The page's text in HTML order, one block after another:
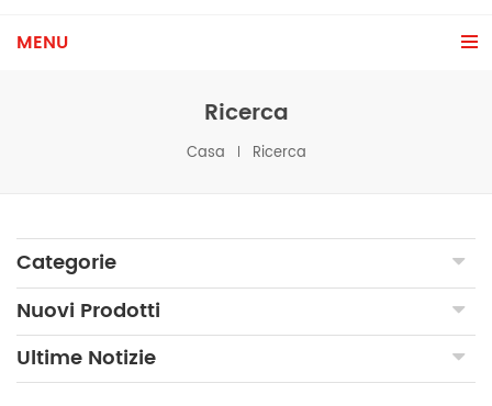
MENU
Ricerca
Casa Ricerca
Categorie
Nuovi Prodotti
Ultime Notizie